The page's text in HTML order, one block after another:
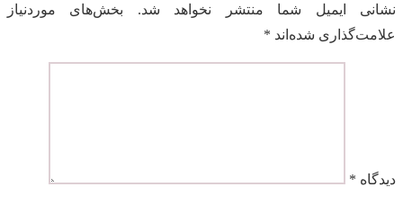
نشانی ایمیل شما منتشر نخواهد شد.
بخش‌های موردنیاز
علامت‌گذاری شده‌اند *
دیدگاه *